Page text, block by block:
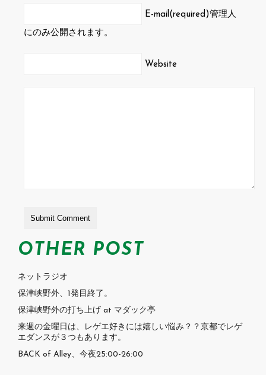
E-mail(required)管理人
にのみ公開されます。
Website
OTHER POST
ネットラジオ
保津峡野外、1発目終了。
保津峡野外の打ち上げ at マダック亭
来週の金曜日は、レゲエ好きには嬉しい悩み？？京都でレゲ
エダンスが３つもあります。
BACK of Alley、今夜25:00-26:00